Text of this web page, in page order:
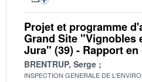
Projet et programme
Grand Site "Vignobles
Jura" (39) - Rapport en
BRENTRUP, Serge
INSPECTION GENERALE DE